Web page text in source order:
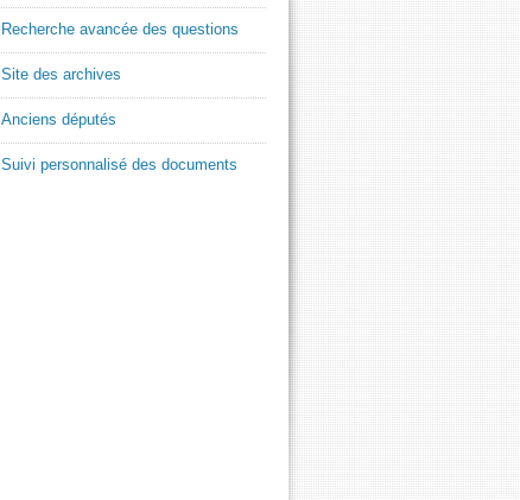
Recherche avancée des questions
Site des archives
Anciens députés
Suivi personnalisé des documents